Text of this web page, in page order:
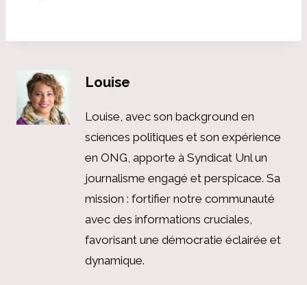
Louise
Louise, avec son background en
sciences politiques et son expérience
en ONG, apporte à Syndicat Unl un
journalisme engagé et perspicace. Sa
mission : fortifier notre communauté
avec des informations cruciales,
favorisant une démocratie éclairée et
dynamique.